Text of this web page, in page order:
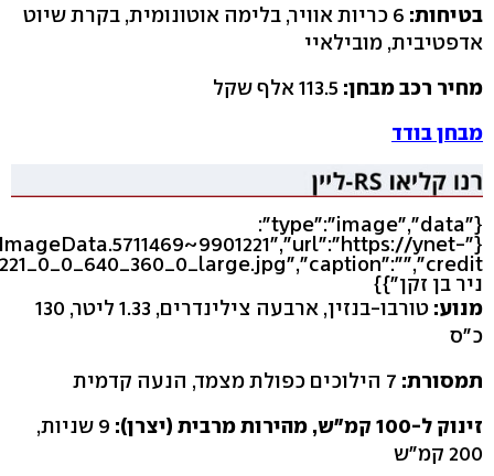
בטיחות:
6 כריות אוויר, בלימה אוטונומית, בקרת שיוט
אדפטיבית, מובילאיי
מחיר רכב מבחן:
מבחן בודד
{"type":"image","data":
ynet-
ניר בן זקן"}}
מנוע:
טורבו-בנזין, ארבעה צילינדרים, 1.33 ליטר, 130
כ"ס
תמסורת:
זינוק ל-100 קמ"ש, מהירות מרבית (יצרן):
9 שניות,
200 קמ"ש